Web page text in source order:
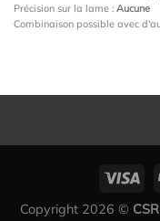
Précision sur la lame : Aucune
Combinaison possible avec
Copyright 2026 ©